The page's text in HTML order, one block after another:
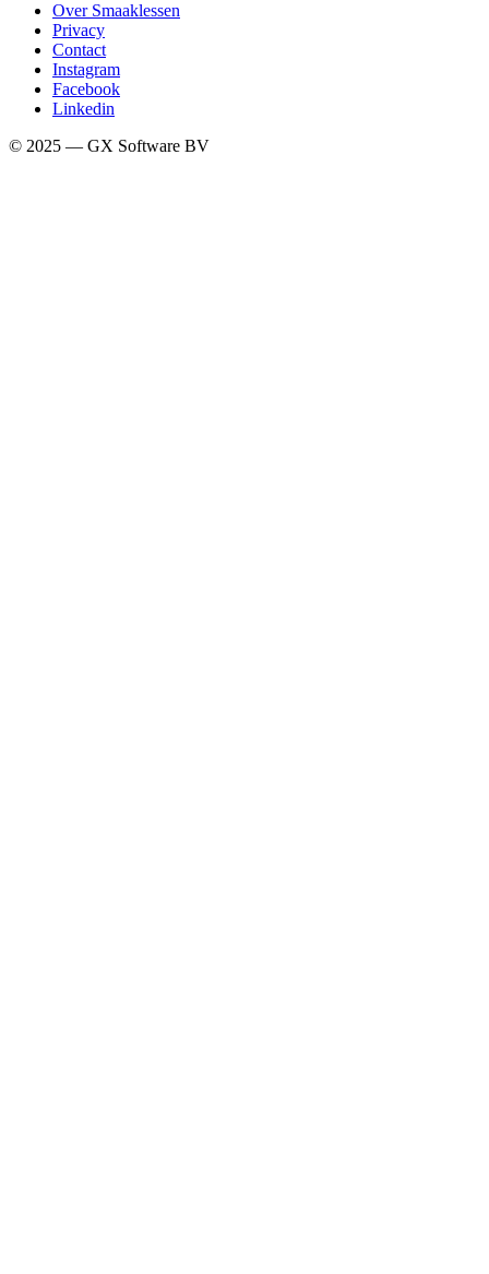
Over Smaaklessen
Privacy
Contact
Instagram
Facebook
Linkedin
© 2025 — GX Software BV